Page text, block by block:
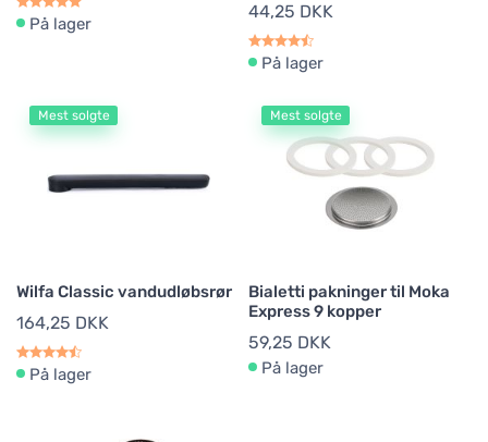
På lager
44,25 DKK
På lager
Mest solgte
Wilfa Classic vandudløbsrør
164,25 DKK
På lager
Mest solgte
Bialetti pakninger til Moka
Express 9 kopper
59,25 DKK
På lager